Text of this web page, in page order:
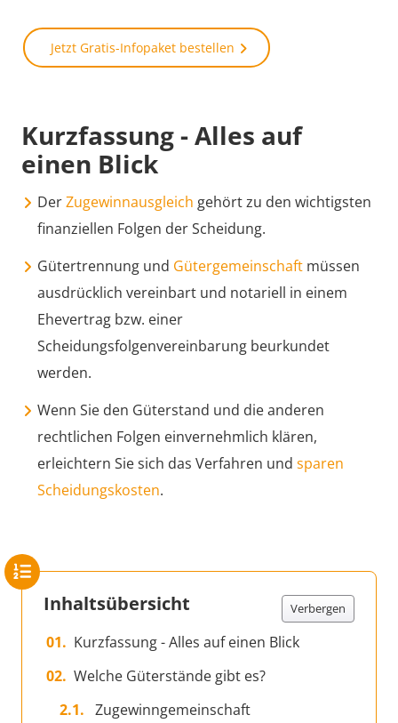
Jetzt Gratis-Infopaket bestellen
Kurzfassung - Alles auf
einen Blick
DerZugewinnausgleich gehört zu den wichtigsten
finanziellen Folgen der Scheidung.
Gütertrennung und Gütergemeinschaft müssen
ausdrücklich vereinbart und notariell in einem
Ehevertrag bzw. einer
Scheidungsfolgenvereinbarung beurkundet
werden.
Wenn Sie den Güterstand und die anderen
rechtlichen Folgen einvernehmlich klären,
erleichtern Sie sich das Verfahren und sparen
Scheidungskosten.
Inhaltsübersicht Verbergen
Kurzfassung - Alles auf einen Blick
Welche Güterstände gibt es?
Zugewinngemeinschaft